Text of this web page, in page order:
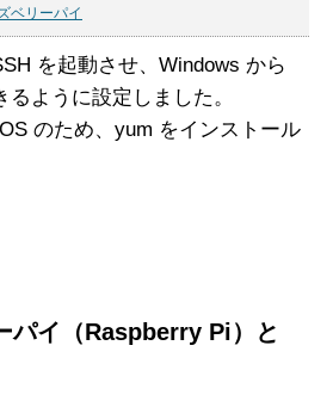
ベリーパイ
を起動させ、Windows から
ように設定しました。
のため、yum をインストール
パイ（Raspberry Pi）と